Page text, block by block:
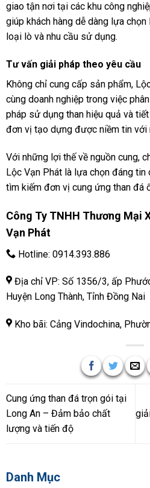
Danh Mục
giao tận nơi tại các khu công
giúp khách hàng dễ dàng lựa
loại lò và nhu cầu sử dụng.
Tư vấn giải pháp theo yêu cầu
Không chỉ cung cấp sản phẩm,
cùng doanh nghiệp trong việc
pháp sử dụng than hiệu quả và
đơn vị tạo dựng được niềm tin với
Với những lợi thế về nguồn cung,
Lộc Vạn Phát là lựa chọn đáng tin
tìm kiếm đơn vị cung ứng than đá
Công Ty TNHH Thương Mại
Vạn Phát
Hotline: 0914.393.886
Địa chỉ VP: Số 1356/3, ấp
Huyện Long Thành, Tỉnh Đồng Nai
Kho bãi: Cảng Vindochina,
Cung ứng than đá trọn gói tại
Long An – Đảm bảo chất
lượng và tiến độ